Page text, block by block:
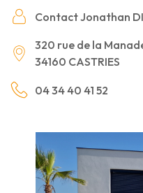
Contact Jonathan
320 rue de la
34160 CASTRIES
04 34 40 41 52